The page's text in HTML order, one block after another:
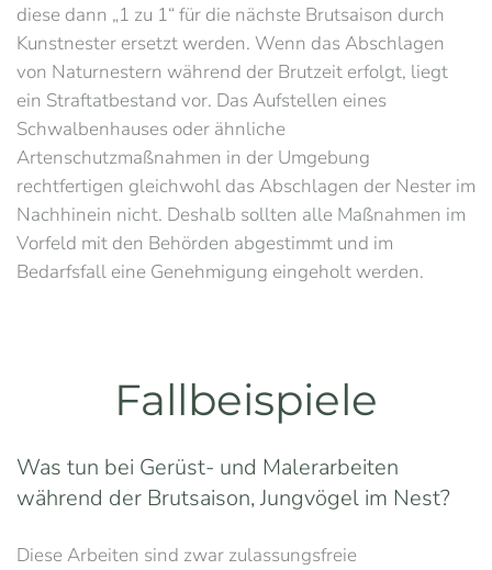
diese dann „1 zu 1“ für die nächste Brutsaison durch
Kunstnester ersetzt werden. Wenn das Abschlagen
von Naturnestern während der Brutzeit erfolgt, liegt
ein Straftatbestand vor. Das Aufstellen eines
Schwalbenhauses oder ähnliche
Artenschutzmaßnahmen in der Umgebung
rechtfertigen gleichwohl das Abschlagen der Nester im
Nachhinein nicht. Deshalb sollten alle Maßnahmen im
Vorfeld mit den Behörden abgestimmt und im
Bedarfsfall eine Genehmigung eingeholt werden.
Fallbeispiele
Was tun bei Gerüst- und Malerarbeiten
während der Brutsaison, Jungvögel im Nest?
Diese Arbeiten sind zwar zulassungsfreie